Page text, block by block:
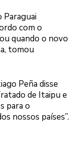
com o
quando o novo
tomou
Peña disse
de Itaipu e
para o
nossos países”.